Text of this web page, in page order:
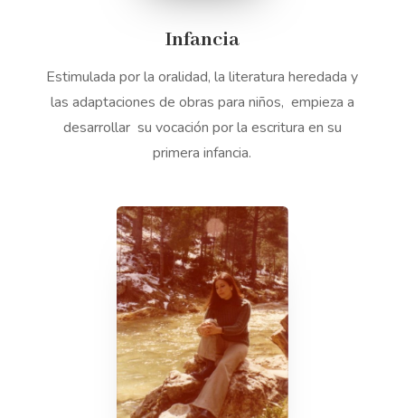
Infancia
Estimulada por la oralidad, la literatura heredada y
las adaptaciones de obras para niños, empieza a
desarrollar su vocación por la escritura en su
primera infancia.